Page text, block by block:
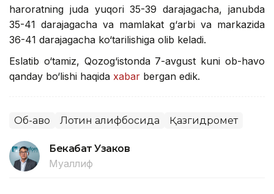
haroratning juda yuqori 35-39 darajagacha, janubda
35-41 darajagacha va mamlakat g‘arbi va markazida
36-41 darajagacha ko‘tarilishiga olib keladi.
Eslatib o‘tamiz, Qozog‘istonda 7-avgust kuni ob-havo
qanday bo‘lishi haqida xabar bergan edik.
Об-ҳаво Лотин алифбосида Қазгидромет
Бекабат Узаков
Муаллиф